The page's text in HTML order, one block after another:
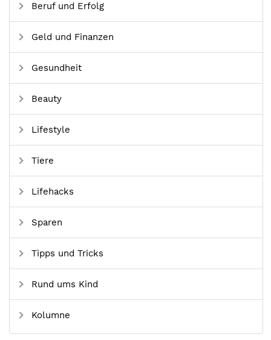
Beruf und Erfolg
Geld und Finanzen
Gesundheit
Beauty
Lifestyle
Tiere
Lifehacks
Sparen
Tipps und Tricks
Rund ums Kind
Kolumne